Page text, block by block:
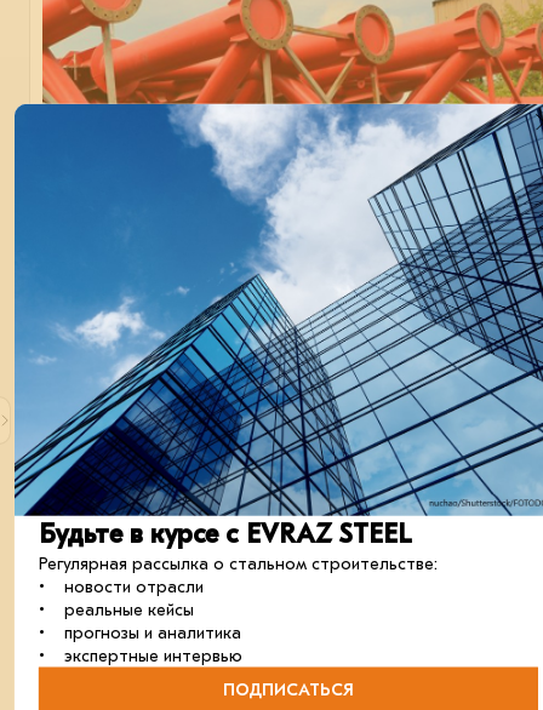
Начался монтаж «Эйфелевой башни»
На территории агломерационной фабрики ЕВРАЗ ЗСМК в
Новокузнецке собраны первые металлоконструкции
вытяжной башни.
монтаж строительство кейсы металлоконструкции
26 июня 2024
Будьте в курсе с EVRAZ STEEL
Регулярная рассылка о стальном строительстве:
• новости отрасли
• реальные кейсы
• прогнозы и аналитика
• экспертные интервью
ПОДПИСАТЬСЯ